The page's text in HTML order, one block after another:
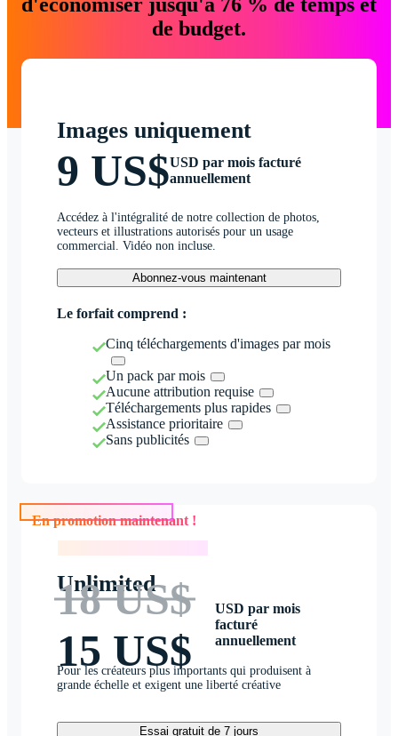
de budget.
Images uniquement
9 US$USD par mois facturé
annuellement
Accédez à l'intégralité de notre collection de photos,
vecteurs et illustrations autorisés pour un usage
commercial. Vidéo non incluse.
Abonnez-vous maintenant
Le forfait comprend :
Cinq téléchargements d'images par mois
Un pack par mois
Aucune attribution requise
Téléchargements plus rapides
Assistance prioritaire
Sans publicités
En promotion maintenant !
Unlimited
18 US$
15 US$
USD par mois
facturé
annuellement
Pour les créateurs plus importants qui produisent à
grande échelle et exigent une liberté créative
Essai gratuit de 7 jours